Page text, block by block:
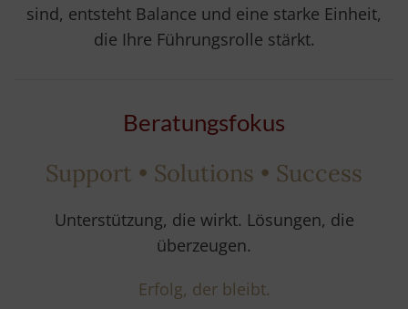
sind, entsteht Balance und eine starke Einheit,
die Ihre Führungsrolle stärkt.
Beratungsfokus
Support • Solutions • Success
Unterstützung, die wirkt. Lösungen, die
überzeugen.
Erfolg, der bleibt.